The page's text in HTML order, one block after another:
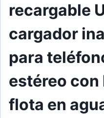
recargable
cargador
para
estéreo con
flota en